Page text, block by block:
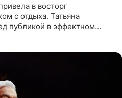
в восторг
с отдыха. Татьяна
публикой в эффектном